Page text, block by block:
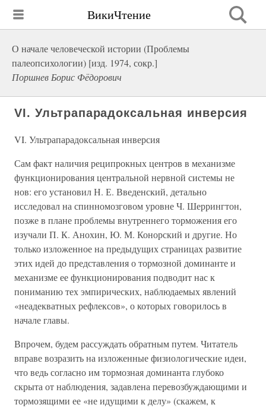
ВикиЧтение
О начале человеческой истории (Проблемы
палеопсихологии) [изд. 1974, сокр.]
Поршнев Борис Фёдорович
VI. Ультрапарадоксальная инверсия
VI. Ультрапарадоксальная инверсия
Сам факт наличия реципрокных центров в механизме
функционирования центральной нервной системы не
нов: его установил Н. Е. Введенский, детально
исследовал на спинномозговом уровне Ч. Шеррингтон,
позже в плане проблемы внутреннего торможения его
изучали П. К. Анохин, Ю. М. Конорский и другие. Но
только изложенное на предыдущих страницах развитие
этих идей до представления о тормозной доминанте и
механизме ее функционирования подводит нас к
пониманию тех эмпирических, наблюдаемых явлений
«неадекватных рефлексов», о которых говорилось в
начале главы.
Впрочем, будем рассуждать обратным путем. Читатель
вправе возразить на изложенные физиологические идеи,
что ведь согласно им тормозная доминанта глубоко
скрыта от наблюдения, задавлена перевозбуждающими и
тормозящими ее «не идущими к делу» (скажем, к